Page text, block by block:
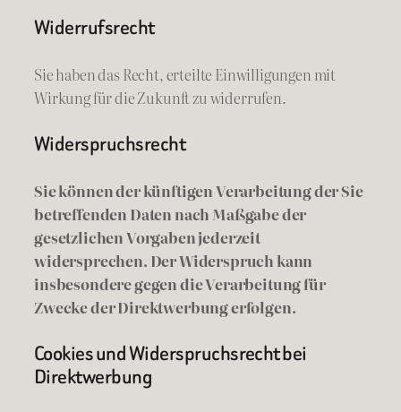
Widerrufsrecht
Sie haben das Recht, erteilte Einwilligungen mit
Wirkung für die Zukunft zu widerrufen.
Widerspruchsrecht
Sie können der künftigen Verarbeitung der Sie
betreffenden Daten nach Maßgabe der
gesetzlichen Vorgaben jederzeit
widersprechen. Der Widerspruch kann
insbesondere gegen die Verarbeitung für
Zwecke der Direktwerbung erfolgen.
Cookies und Widerspruchsrecht bei
Direktwerbung